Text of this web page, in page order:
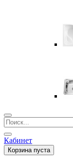
Кабинет
Корзина пуста